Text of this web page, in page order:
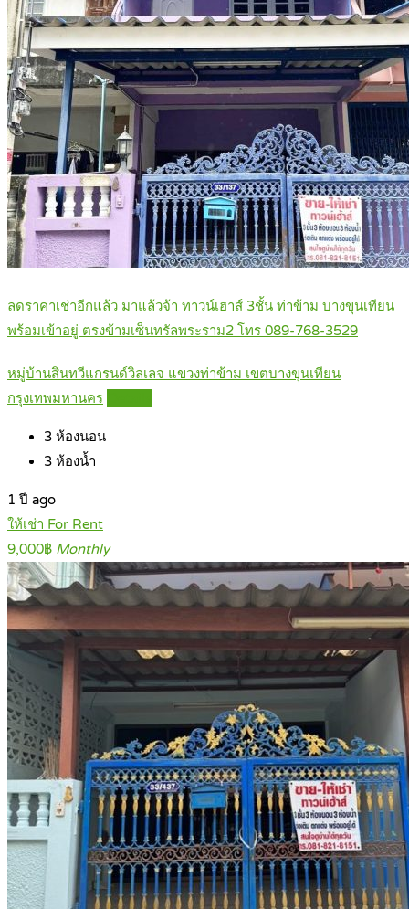
ลดราคาเช่าอีกแล้ว มาแล้วจ้า ทาวน์เฮาส์ 3ชั้น ท่าข้าม บางขุนเทียน
พร้อมเข้าอยู่ ตรงข้ามเซ็นทรัลพระราม2 โทร 089-768-3529
หมู่บ้านสินทวีแกรนด์วิลเลจ แขวงท่าข้าม เขตบางขุนเทียน
กรุงเทพมหานคร
3 ห้องนอน
3 ห้องน้ำ
1 ปี ago
ให้เช่า For Rent
9,000฿ Monthly